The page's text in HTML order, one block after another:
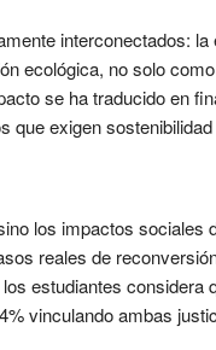
interconectados:
ecológica, no solo
se ha traducido en
exigen
los impactos
reales de
estudiantes
vinculando ambas